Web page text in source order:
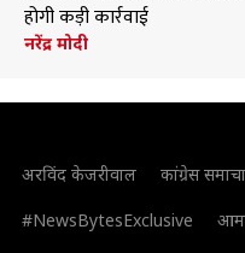
होगी कड़ी कार्रवाई
नरेंद्र मोदी
अरविंद केजरीवाल कांग्रेस
#NewsBytesExclusive
आम